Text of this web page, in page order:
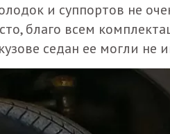
и суппортов не
благо всем
седан ее могли не